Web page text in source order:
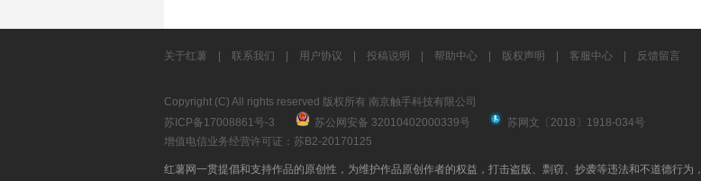
关于红薯 | 联系我们 | 用户协议 | 投稿说明 | 帮助中心 | 版权声明 | 客服中心 | 反馈留言
Copyright (C) All rights reserved 版权所有 南京触手科技有限公司
苏ICP备17008861号-3
苏公网安备 32010402000339号
苏网文〔2018〕1918-034号
增值电信业务经营许可证：苏B2-20170125
红薯网一贯提倡和支持作品的原创性，为维护作品原创作者的权益，打击盗版、剽窃、抄袭等违法和不道德行为，